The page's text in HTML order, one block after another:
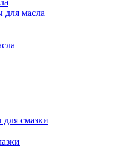
для масла
для смазки